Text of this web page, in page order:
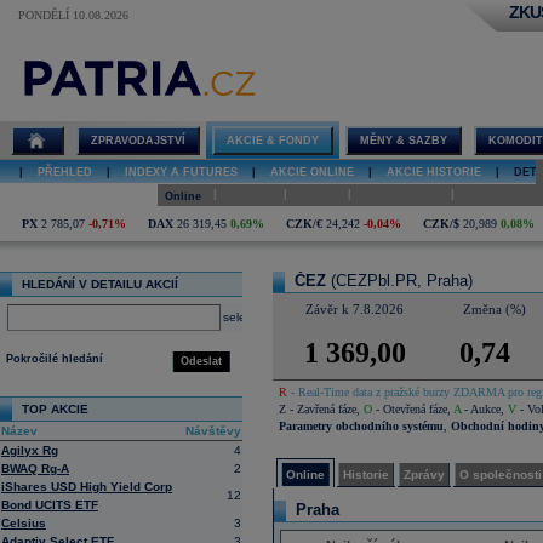
PONDĚLÍ 10.08.2026
ČEZ online
ZPRAVODAJSTVÍ AKCIE & FONDY MĚNY & SAZBY
PŘEHLED INDEXY A FUTURES AKCIE ONLINE AKCIE HISTORIE
Online
PX 2 785,07 -0,71% DAX 26 319,45 0,69% CZK/€ 24,242 -0,04% CZK/$ 20,989 0,08%
HLEDÁNÍ V DETAILU AKCIÍ
select
Odeslat
Pokročilé hledání
TOP AKCIE
Název
Návštěvy
Agilyx Rg
4
BWAQ Rg-A
2
iShares USD High Yield Corp
Bond UCITS ETF
12
Celsius
3
ČEZ (CEZPbl.PR, Praha)
Závěr k 7.8.2026 Změna (%)
1 369,00 0,74
R - Real-Time data z pražské burzy ZDARMA pro
Z - Zavřená fáze O - Otevřená fáze A - Aukce V -
Parametry obchodního systému
Obchodní
Online Historie Zprávy O společnosti
Praha